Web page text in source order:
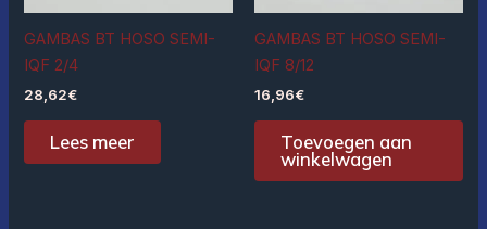
GAMBAS BT HOSO SEMI-
IQF 2/4
28,62€
Lees meer
GAMBAS BT HOSO SEMI-
IQF 8/12
16,96€
Toevoegen aan
winkelwagen